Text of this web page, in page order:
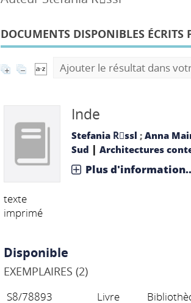
DOCUMENTS DISPONIBLES ÉCRITS
Ajouter le résultat dans
texte
imprimé
Inde
Stefania Rِssl ; Anna
Sud | Architectures
Plus
Disponible
EXEMPLAIRES (2)
S8/78893 Livre